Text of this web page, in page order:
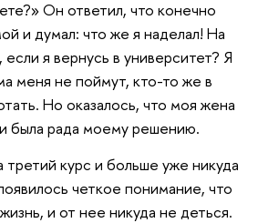
Он ответил, что конечно
и думал: что же я наделал! На
я вернусь в университет? Я
меня не поймут, кто-то же в
Но оказалось, что моя жена
была рада моему решению.
третий курс и больше уже никуда
четкое понимание, что
и от нее никуда не деться.